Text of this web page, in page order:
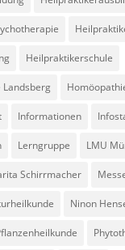
Heilpraktikerschule
Informationen
Lerngruppe LMU
Schirrmacher
Ninon